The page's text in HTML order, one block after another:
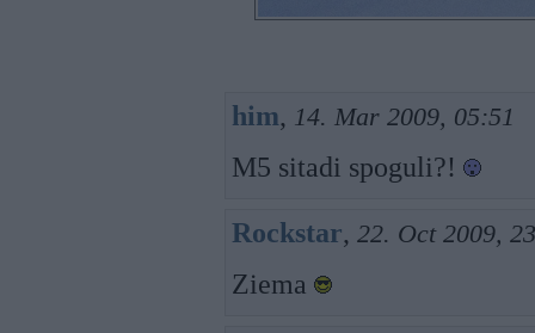
him, 14. Mar 2009, 05:51
M5 sitadi spoguli?!
Rockstar, 22. Oct 2009,
Ziema